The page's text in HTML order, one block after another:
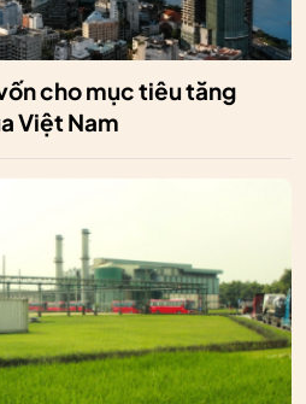
cho mục tiêu tăng
Việt Nam